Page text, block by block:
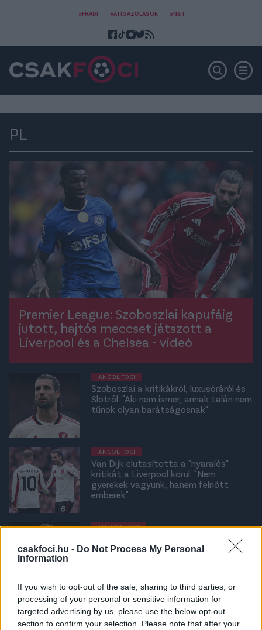
csakfoci.hu - Do Not Process My Personal
Information
If you wish to opt-out of the sale, sharing to third parties, or
processing of your personal or sensitive information for
targeted advertising by us, please use the below opt-out
section to confirm your selection. Please note that after your
#FRADI #ÁTIGAZOLÁSOK #NB I
PL
Premier League: Szoboszlai kapufáig
jutott, hajtós meccset játszott a
Liverpool és a Chelsea - videó
ANGOL FOCI
Szoboszlai a kritikákról, luxusóráról és
Slotról: "Aki nem ismer, annak talán nem
tűnök olyan barátságosnak"
ANGOL FOCI
Van Dijk elutasította a "nyaralós"
kritikát a Liverpool körül: "Nem
gyerekek vagyunk, hanem felnőtt
emberek"
MAGYAR FOCI
Szoboszlai odaszúrt a Manchester
United-tábornak: Egy mozdulattal
ANGOL FOCI
Premier League: Marco Rose lehet Tóth
Alexék új vezetőedzője - sajtóhír